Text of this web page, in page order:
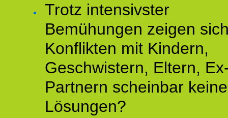
Trotz intensivster
Bemühungen zeigen
Konflikten mit Kindern,
Geschwistern, Eltern,
Partnern scheinbar keine
Lösungen?